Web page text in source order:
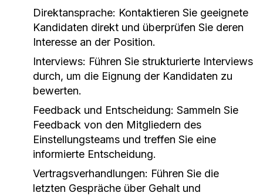
Direktansprache: Kontaktieren Sie geeignete
Kandidaten direkt und überprüfen Sie deren
Interesse an der Position.
Interviews: Führen Sie strukturierte Interviews
durch, um die Eignung der Kandidaten zu
bewerten.
Feedback und Entscheidung: Sammeln Sie
Feedback von den Mitgliedern des
Einstellungsteams und treffen Sie eine
informierte Entscheidung.
Vertragsverhandlungen: Führen Sie die
letzten Gespräche über Gehalt und